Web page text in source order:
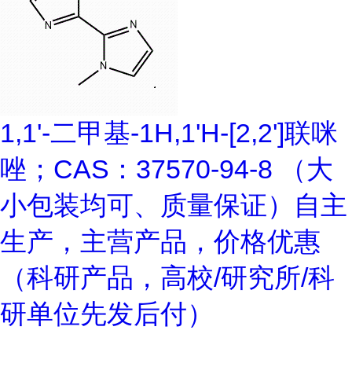
1,1'-二甲基-1H,1'H-[2,2']联咪
唑；CAS：37570-94-8 （大
小包装均可、质量保证）自主
生产，主营产品，价格优惠
（科研产品，高校/研究所/科
研单位先发后付）